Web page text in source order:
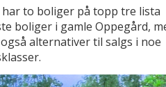
to boliger på topp tre lista
boliger i gamle Oppegård,
alternativer til salgs i noe